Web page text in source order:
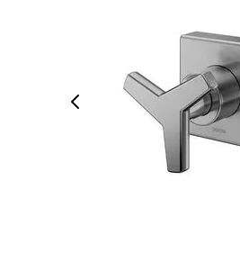
COMPRAR AGORA